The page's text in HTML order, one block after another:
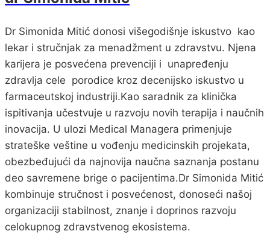
Dr Simonida Mitić donosi višegodišnje iskustvo kao
lekar i stručnjak za menadžment u zdravstvu. Njena
karijera je posvećena prevenciji i unapređenju
zdravlja cele porodice kroz decenijsko iskustvo u
farmaceutskoj industriji.Kao saradnik za klinička
ispitivanja učestvuje u razvoju novih terapija i naučnih
inovacija. U ulozi Medical Managera primenjuje
strateške veštine u vođenju medicinskih projekata,
obezbeđujući da najnovija naučna saznanja postanu
deo savremene brige o pacijentima.Dr Simonida Mitić
kombinuje stručnost i posvećenost, donoseći našoj
organizaciji stabilnost, znanje i doprinos razvoju
celokupnog zdravstvenog ekosistema.